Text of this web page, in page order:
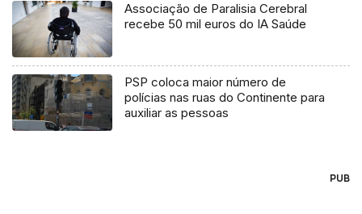
Associação de Paralisia Cerebral
recebe 50 mil euros do IA Saúde
PSP coloca maior número de
polícias nas ruas do Continente para
auxiliar as pessoas
PUB